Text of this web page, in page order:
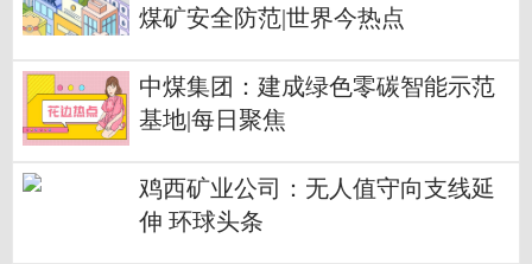
煤矿安全防范|世界今热点
中煤集团：建成绿色零碳智能示范
基地|每日聚焦
鸡西矿业公司：无人值守向支线延
伸 环球头条